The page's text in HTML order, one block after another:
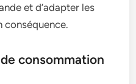
et d’adapter les
conséquence.
consommation